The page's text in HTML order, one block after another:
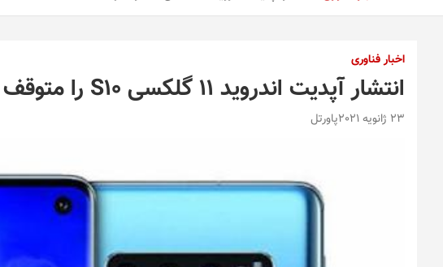
اخبار فناوری
انتشار آپدیت اندروید 11 گلکسی S10 را متوقف شد
23 ژانویه 2021 پاورتل